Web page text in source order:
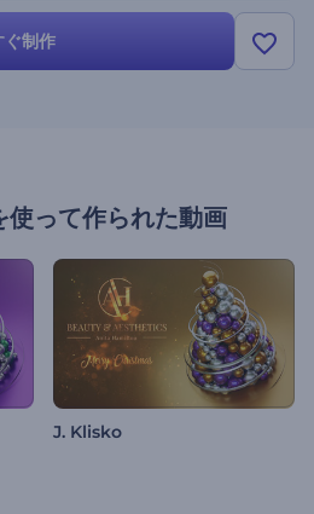
ぐ制作
使って作られた動画
J. Klisko